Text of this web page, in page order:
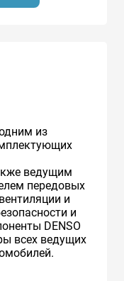
из
ведущим
передовых
и
и
DENSO
всех ведущих